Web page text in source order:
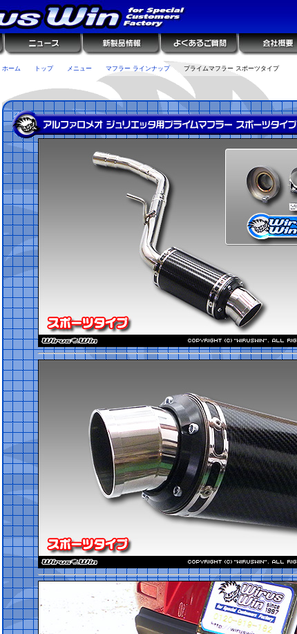
ホーム トップ メニュー マフラー ラインナップ プライムマフラー スポーツタイプ